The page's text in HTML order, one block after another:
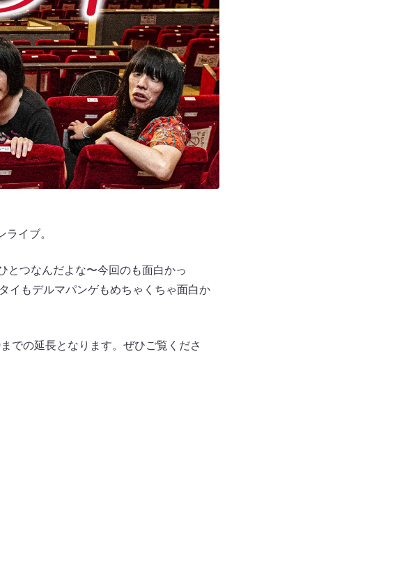
イブ。
とつなんだよな〜今回のも面白かっ
イもデルマパンゲもめちゃくちゃ面白か
での延長となります。ぜひご覧くださ